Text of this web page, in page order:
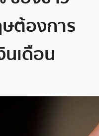
ต้องการ
นเดือน